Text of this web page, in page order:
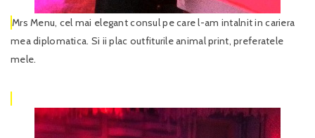
Mrs Menu, cel mai elegant consul pe care l-am intalnit in cariera
mea diplomatica. Si ii plac outfiturile animal print, preferatele
mele.